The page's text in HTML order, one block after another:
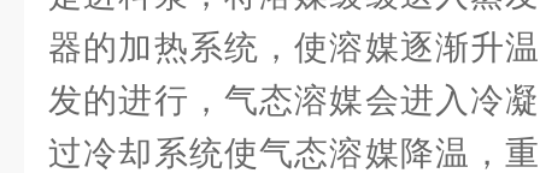
器的加热系统，使溶媒逐渐升
发的进行，气态溶媒会进入冷
过冷却系统使气态溶媒降温，